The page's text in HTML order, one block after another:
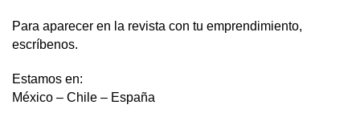
Para aparecer en la revista con tu emprendimiento,
escríbenos.
Estamos en:
México – Chile – España